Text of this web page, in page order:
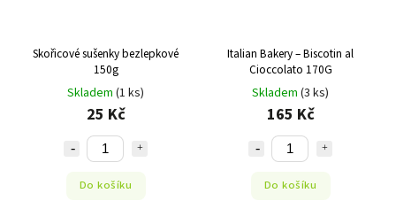
Skořicové sušenky bezlepkové
150g
Skladem (1 ks)
25 Kč
Do košíku
Italian Bakery – Biscotin al
Cioccolato 170G
Skladem (3 ks)
165 Kč
Do košíku